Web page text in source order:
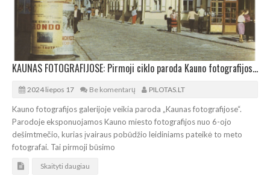
KAUNAS FOTOGRAFIJOSE: Pirmoji ciklo paroda Kauno fotografijos galerijoje
2024 liepos 17 Be komentarų PILOTAS.LT
Kauno fotografijos galerijoje veikia paroda „Kaunas fotografijose“.
Parodoje eksponuojamos Kauno miesto fotografijos nuo 6-ojo
dešimtmečio, kurias įvairaus pobūdžio leidiniams pateikė to meto
fotografai. Tai pirmoji būsimo
Skaityti daugiau